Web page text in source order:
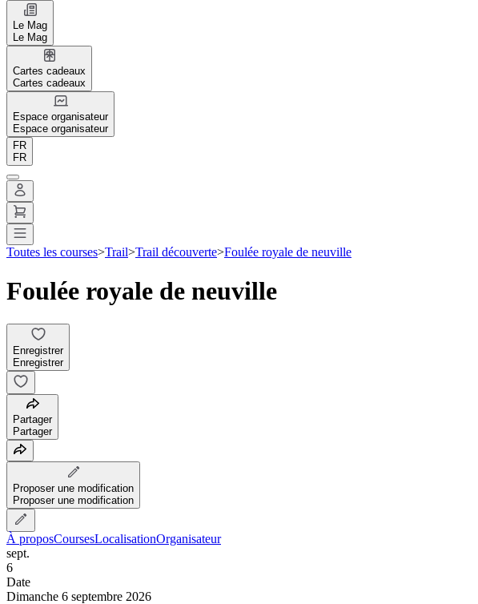
Le Mag
Le Mag
Cartes cadeaux
Cartes cadeaux
Espace organisateur
Espace organisateur
FR
FR
Toutes les courses>Trail>Trail découverte>Foulée royale de neuville
Foulée royale de neuville
Enregistrer
Enregistrer
Partager
Partager
Proposer une modification
Proposer une modification
À proposCoursesLocalisationOrganisateur
sept.
6
Date
Dimanche 6 septembre 2026